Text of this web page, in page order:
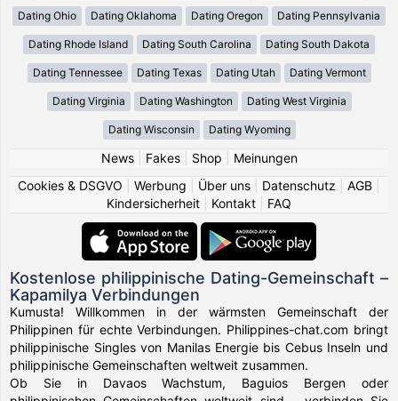
Dating Ohio Dating Oklahoma Dating Oregon Dating Pennsylvania
Dating Rhode Island Dating South Carolina Dating South Dakota
Dating Tennessee Dating Texas Dating Utah Dating Vermont
Dating Virginia Dating Washington Dating West Virginia
Dating Wisconsin Dating Wyoming
News| Fakes| Shop
Meinungen
Cookies & DSGVO
Werbung Über uns Datenschutz AGB
Kindersicherheit
Kontakt FAQ
Kostenlose philippinische Dating-Gemeinschaft –
Kapamilya Verbindungen
Kumusta! Willkommen in der wärmsten Gemeinschaft der
Philippinen für echte Verbindungen. Philippines-chat.com bringt
philippinische Singles von Manilas Energie bis Cebus Inseln und
philippinische Gemeinschaften weltweit zusammen.
Ob Sie in Davaos Wachstum, Baguios Bergen oder